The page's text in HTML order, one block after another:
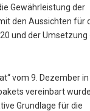
Gewährleistung der
den Aussichten für
und der Umsetzung
vom 9. Dezember in
vereinbart
Grundlage für die